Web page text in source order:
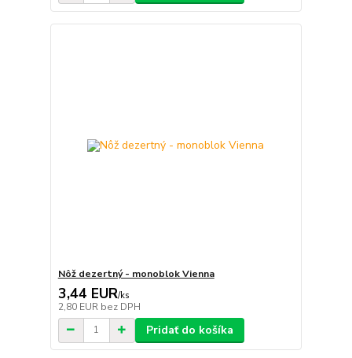
Nôž dezertný - monoblok Vienna
3,44 EUR/ks
2,80 EUR bez DPH
Pridať do košíka